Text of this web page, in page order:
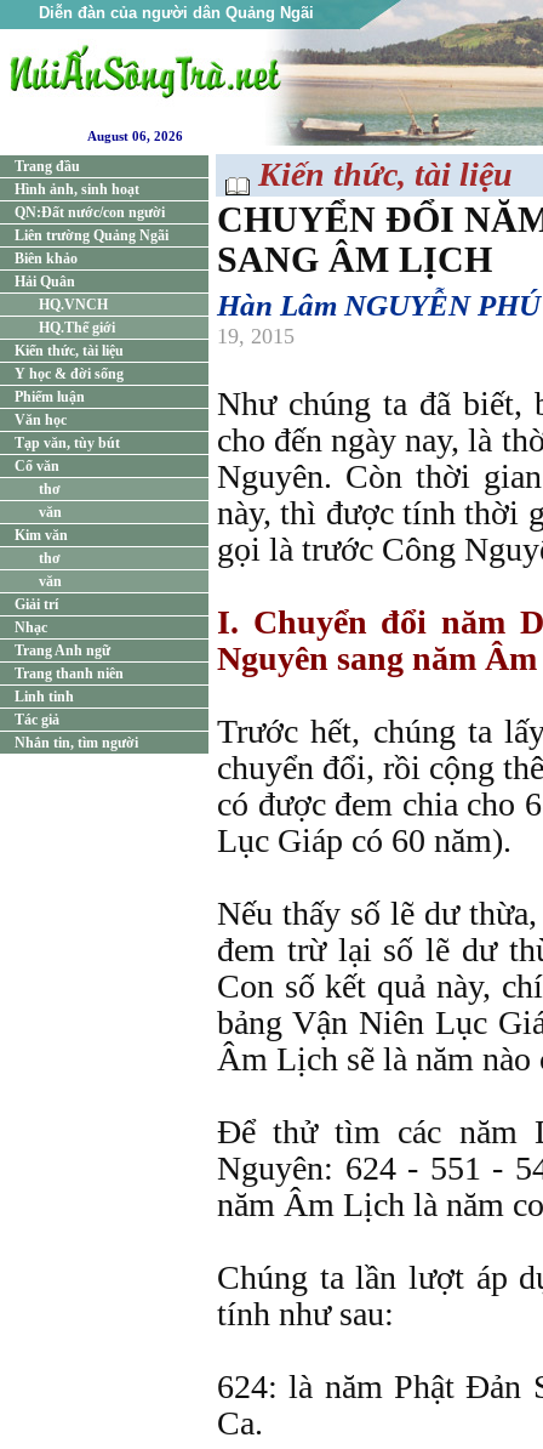
Diễn đàn của người dân Quảng Ngãi
August 06, 2026
Trang đầu
Hình ảnh, sinh hoạt
QN:Đất nước/con người
Liên trường Quảng Ngãi
Biên khảo
Hải Quân
HQ.VNCH
HQ.Thế giới
Kiến thức, tài liệu
Y học & đời sống
Phiếm luận
Văn học
Tạp văn, tùy bút
Cổ văn
thơ
văn
Kim văn
thơ
văn
Giải trí
Nhạc
Trang Anh ngữ
Trang thanh niên
Linh tinh
Tác giả
Nhắn tin, tìm người
Kiến thức, tài liệu
CHUYỂN ĐỔI
SANG ÂM LỊCH
Hàn Lâm NGUYỄN
19, 2015
Như chúng ta đã biết,
cho đến ngày nay, là
Nguyên. Còn thời
này, thì được tính thời
gọi là trước Công
I. Chuyển đổi năm
Nguyên sang năm
Trước hết, chúng ta
chuyển đổi, rồi cộng
có được đem chia cho
Lục Giáp có 60 năm).
Nếu thấy số lẽ dư
đem trừ lại số lẽ dư
Con số kết quả này,
bảng Vận Niên Lục
Âm Lịch sẽ là năm nào
Ðể thử tìm các năm
Nguyên: 624 - 551 -
năm Âm Lịch là năm
Chúng ta lần lượt áp
tính như sau:
624: là năm Phật Ðản
Ca.